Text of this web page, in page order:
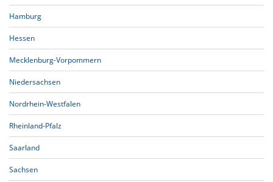
Hamburg
Hessen
Mecklenburg-Vorpommern
Niedersachsen
Nordrhein-Westfalen
Rheinland-Pfalz
Saarland
Sachsen